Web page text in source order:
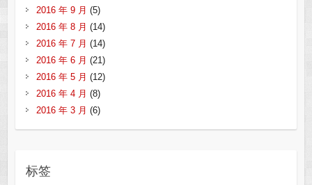
2016 年 9 月 (5)
2016 年 8 月 (14)
2016 年 7 月 (14)
2016 年 6 月 (21)
2016 年 5 月 (12)
2016 年 4 月 (8)
2016 年 3 月 (6)
标签